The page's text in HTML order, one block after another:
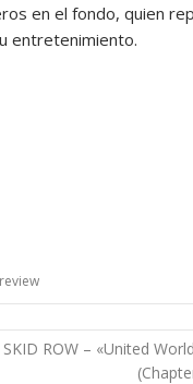
en el fondo, quien
entretenimiento.
SKID ROW – «United